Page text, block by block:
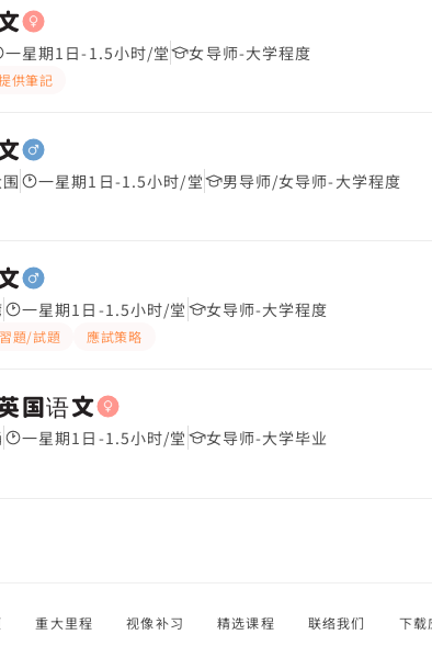
一星期1日-1.5小时/堂 女导师-大学程度
供筆記
一星期1日-1.5小时/堂 男导师/女导师-大学程度
一星期1日-1.5小时/堂 女导师-大学程度
題/試題 應試策略
国语文
一星期1日-1.5小时/堂 女导师-大学毕业
重大里程 视像补习 精选课程 联络我们 下载